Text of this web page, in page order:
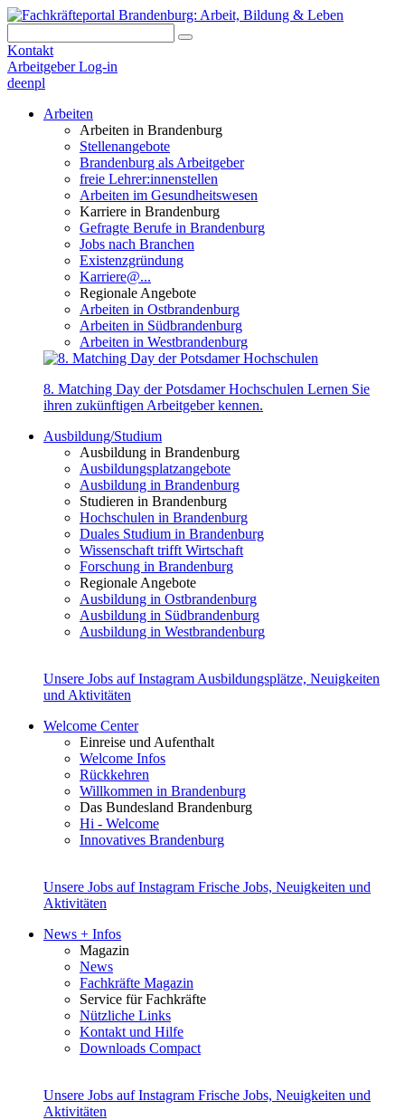
Kontakt
Arbeitgeber Log-in
deenpl
Arbeiten
Arbeiten in Brandenburg
Stellenangebote
Brandenburg als Arbeitgeber
freie Lehrer:innenstellen
Arbeiten im Gesundheitswesen
Karriere in Brandenburg
Gefragte Berufe in Brandenburg
Jobs nach Branchen
Existenzgründung
Karriere@...
Regionale Angebote
Arbeiten in Ostbrandenburg
Arbeiten in Südbrandenburg
Arbeiten in Westbrandenburg
8. Matching Day der Potsdamer Hochschulen Lernen Sie
ihren zukünftigen Arbeitgeber kennen.
Ausbildung/Studium
Ausbildung in Brandenburg
Ausbildungsplatzangebote
Ausbildung in Brandenburg
Studieren in Brandenburg
Hochschulen in Brandenburg
Duales Studium in Brandenburg
Wissenschaft trifft Wirtschaft
Forschung in Brandenburg
Regionale Angebote
Ausbildung in Ostbrandenburg
Ausbildung in Südbrandenburg
Ausbildung in Westbrandenburg
Unsere Jobs auf Instagram Ausbildungsplätze, Neuigkeiten
und Aktivitäten
Welcome Center
Einreise und Aufenthalt
Welcome Infos
Rückkehren
Willkommen in Brandenburg
Das Bundesland Brandenburg
Hi - Welcome
Innovatives Brandenburg
Unsere Jobs auf Instagram Frische Jobs, Neuigkeiten und
Aktivitäten
News + Infos
Magazin
News
Fachkräfte Magazin
Service für Fachkräfte
Nützliche Links
Kontakt und Hilfe
Downloads Compact
Unsere Jobs auf Instagram Frische Jobs, Neuigkeiten und
Aktivitäten